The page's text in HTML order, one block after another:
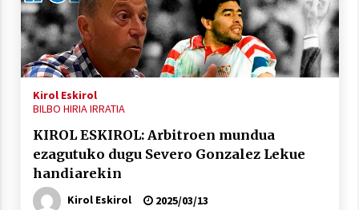
Arrosa sareko IX. topaketak!
2021/10/13
IX. topaketak
2021/10/04
Kirol Eskirol
BILBO HIRIA IRRATIA
KIROL ESKIROL: Arbitroen mundua
ezagutuko dugu Severo Gonzalez Lekue
handiarekin
Kirol Eskirol
2025/03/13